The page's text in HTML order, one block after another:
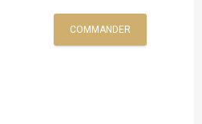
COMMANDER